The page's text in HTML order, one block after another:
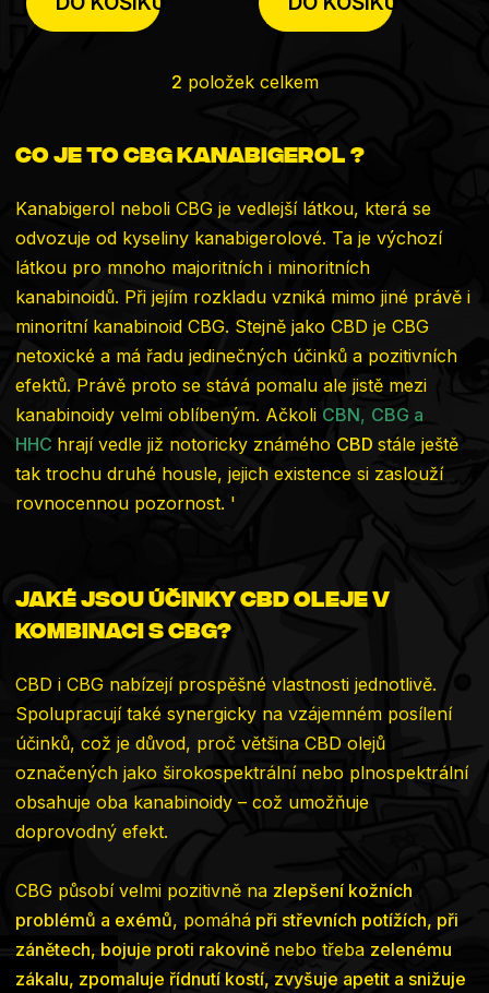
hvězdiček.
hvězdiček.
Ovládací
výpisu
2 položek celkem
Co je to CBG kanabigerol ?
Kanabigerol neboli CBG je vedlejší látkou, která se
odvozuje od kyseliny kanabigerolové. Ta je výchozí
látkou pro mnoho majoritních i minoritních
kanabinoidů. Při jejím rozkladu vzniká mimo jiné právě i
minoritní kanabinoid CBG. Stejně jako CBD je CBG
netoxické a má řadu jedinečných účinků a pozitivních
efektů. Právě proto se stává pomalu ale jistě mezi
kanabinoidy velmi oblíbeným. Ačkoli CBN, CBG a
HHC hrají vedle již notoricky známého CBD stále ještě
tak trochu druhé housle, jejich existence si zaslouží
rovnocennou pozornost. '
Jaké jsou účinky CBD oleje v
kombinaci s CBG?
CBD i CBG nabízejí prospěšné vlastnosti jednotlivě.
Spolupracují také synergicky na vzájemném posílení
účinků, což je důvod, proč většina CBD olejů
označených jako širokospektrální nebo plnospektrální
obsahuje oba kanabinoidy – což umožňuje
doprovodný efekt.
CBG působí velmi pozitivně na zlepšení kožních
problémů a exémů, pomáhá při střevních potížích, při
zánětech, bojuje proti rakovině nebo třeba zelenému
zákalu, zpomaluje řídnutí kostí, zvyšuje apetit a snižuje